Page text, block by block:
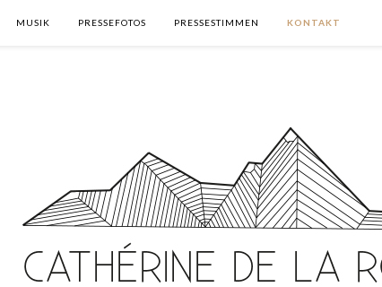
MUSIK PRESSEFOTOS PRESSESTIMMEN KONTAKT